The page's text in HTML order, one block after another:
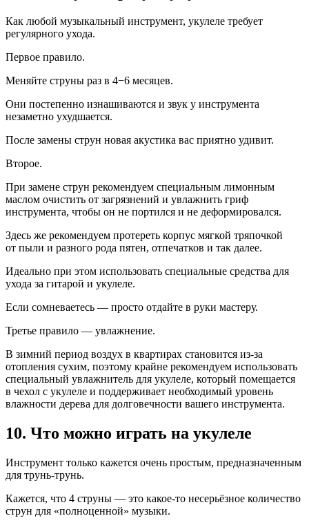
Как любой музыкальный инструмент, укулеле требует
регулярного ухода.
Первое правило.
Меняйте струны раз в 4−6 месяцев.
Они постепенно изнашиваются и звук у инструмента
незаметно ухудшается.
После замены струн новая акустика вас приятно удивит.
Второе.
При замене струн рекомендуем специальным лимонным
маслом очистить от загрязнений и увлажнить гриф
инструмента, чтобы он не портился и не деформировался.
Здесь же рекомендуем протереть корпус мягкой тряпочкой
от пыли и разного рода пятен, отпечатков и так далее.
Идеально при этом использовать специальные средства для
ухода за гитарой и укулеле.
Если сомневаетесь — просто отдайте в руки мастеру.
Третье правило — увлажнение.
В зимний период воздух в квартирах становится из-за
отопления сухим, поэтому крайне рекомендуем использовать
специальный увлажнитель для укулеле, который помещается
в чехол с укулеле и поддерживает необходимый уровень
влажности дерева для долговечности вашего инструмента.
10. Что можно играть на укулеле
Инструмент только кажется очень простым, предназначенным
для трунь-трунь.
Кажется, что 4 струны — это какое-то несерьёзное количество
струн для «полноценной» музыки.